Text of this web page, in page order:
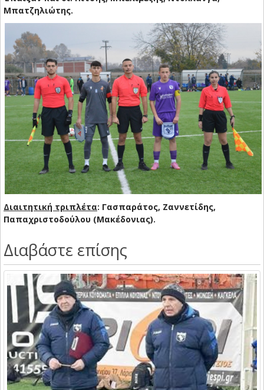
Μπατζηλιώτης.
Διαιτητική τριπλέτα: Γασπαράτος, Ζαννετίδης,
Παπαχριστοδούλου (Μακέδονιας).
Διαβάστε επίσης